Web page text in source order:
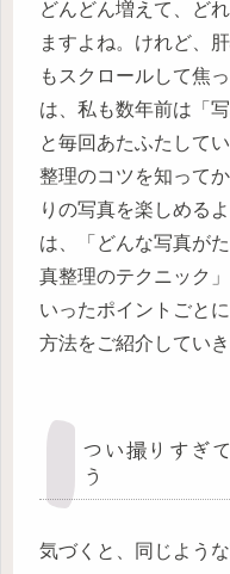
どんどん増えて、ど
ますよね。けれど、
もスクロールして焦
は、私も数年前は「
と毎回あたふたして
整理のコツを知って
りの写真を楽しめる
は、「どんな写真が
真整理のテクニック
いったポイントごと
方法をご紹介していき
つい撮りすぎ
う
気づくと、同じよう